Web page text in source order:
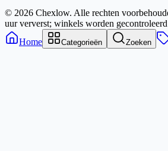
© 2026 Chexlow. Alle rechten
uur ververst; winkels worden
Home
Categorieën Zoeken